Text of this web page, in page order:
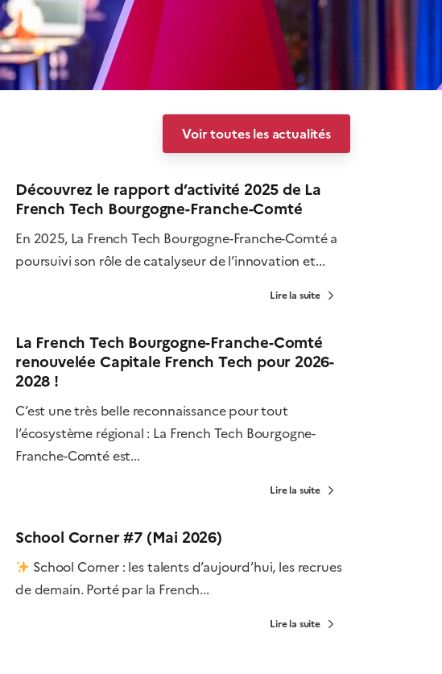
Voir toutes les actualités
Découvrez le rapport d’activité 2025 de La
French Tech Bourgogne-Franche-Comté
En 2025, La French Tech Bourgogne-Franche-Comté a
poursuivi son rôle de catalyseur de l’innovation et...
Lire la suite
La French Tech Bourgogne-Franche-Comté
renouvelée Capitale French Tech pour 2026-
2028 !
C’est une très belle reconnaissance pour tout
l’écosystème régional : La French Tech Bourgogne-
Franche-Comté est...
Lire la suite
School Corner #7 (Mai 2026)
School Corner : les talents d’aujourd’hui, les recrues
de demain. Porté par la French...
Lire la suite